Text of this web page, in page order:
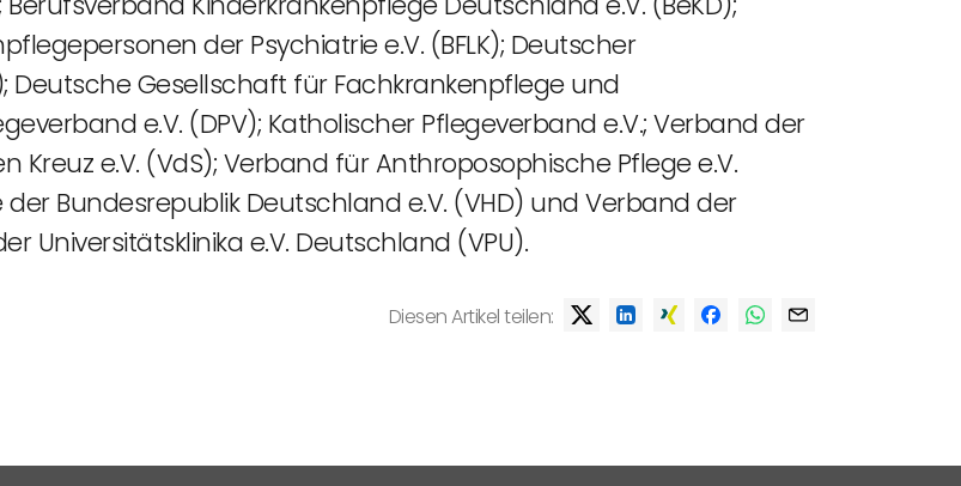
der Psychiatrie e.V. (BFLK); Deutscher
Deutsche Gesellschaft für Fachkrankenpflege und
e.V. (DPV); Katholischer Pflegeverband e.V.; Verband der
e.V. (VdS); Verband für Anthroposophische Pflege e.V.
Bundesrepublik Deutschland e.V. (VHD) und Verband der
Universitätsklinika e.V. Deutschland (VPU).
Diesen Artikel teilen: